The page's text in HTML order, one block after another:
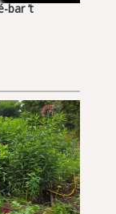
bar ’t